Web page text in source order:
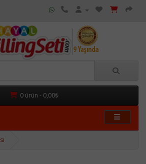
0 ürün - 0,00₺